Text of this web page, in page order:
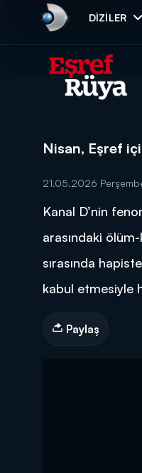
DIZILER
Nisan, Eşref
21.05.2026
Kanal D’nin
arasındaki
sırasında
kabul etmesiyle
Paylaş